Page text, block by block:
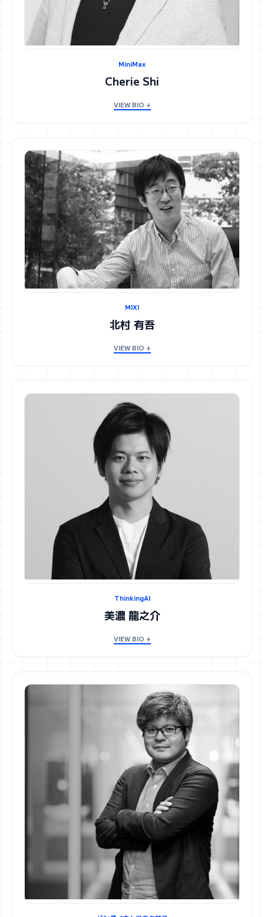
MiniMax
Cherie Shi
VIEW BIO +
MIXI
北村 有吾
VIEW BIO +
ThinkingAI
美濃 龍之介
VIEW BIO +